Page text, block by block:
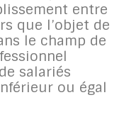
entre
que l’objet de
le champ de
salariés
ou égal